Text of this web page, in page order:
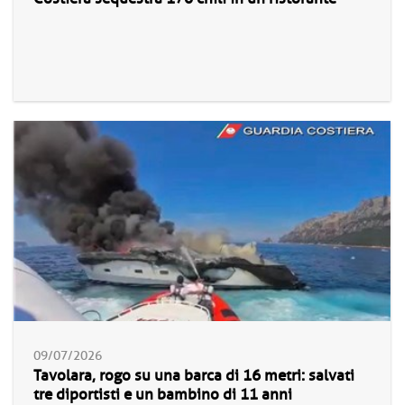
09/07/2026
Tavolara, rogo su una barca di 16 metri: salvati
tre diportisti e un bambino di 11 anni